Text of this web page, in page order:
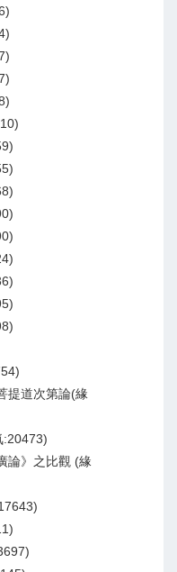
提道次第論(緣
:20473)
論》之比觀 (緣